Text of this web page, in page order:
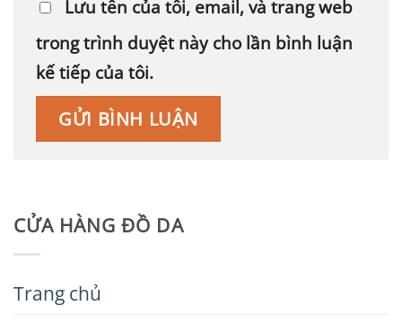
CỬA HÀNG ĐỒ DA
Trang chủ
Lưu tên của tôi, email, và trang web
trong trình duyệt này cho lần bình luận
kế tiếp của tôi.